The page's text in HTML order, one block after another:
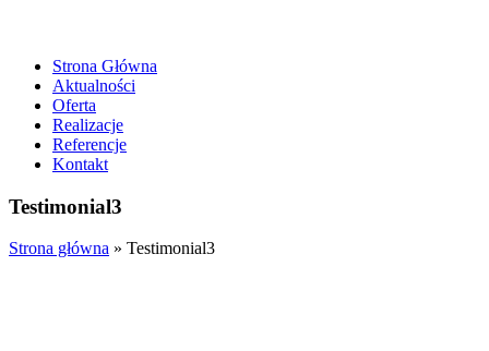
Strona Główna
Aktualności
Oferta
Realizacje
Referencje
Kontakt
Testimonial3
Strona główna » Testimonial3